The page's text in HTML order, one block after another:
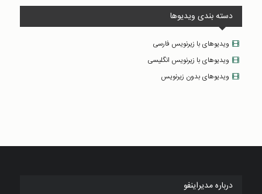
دسته بندی ویدیوها
ویدیوهای با زیرنویس فارسی
ویدیوهای با زیرنویس انگلیسی
ویدیوهای بدون زیرنویس
درباره مدیراینفو